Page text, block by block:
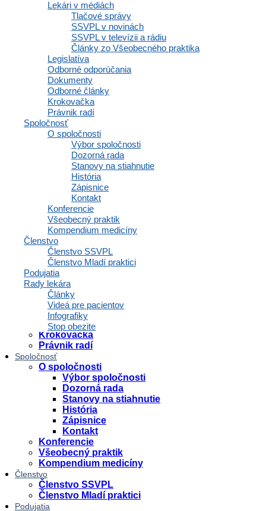
Lekári v médiách
Tlačové správy
SSVPL v novinách
SSVPL v televízii a rádiu
Články zo Všeobecného praktika
Legislatíva
Odborné odporúčania
Dokumenty
Odborné články
Krokovačka
Právnik radí
Spoločnosť
O spoločnosti
Výbor spoločnosti
Dozorná rada
Stanovy na stiahnutie
História
Zápisnice
Kontakt
Konferencie
Všeobecný praktik
Kompendium medicíny
Členstvo
Členstvo SSVPL
Členstvo Mladí praktici
Podujatia
Rady lekára
Články
Videá pre pacientov
Infografiky
Stop obezite
Inzercia abmulancií
Domovská stránka
Osobné informácie a profil
Výhody a zľavy
Vzdelávacie materiály a odborné zdroje
Zápisnice a interné dokumenty spoločnosti
Komunikácia a správy
Inzercia abmulancií
Domovská stránka
Aktuality
Lekári v médiách
Tlačové správy
SSVPL v novinách
SSVPL v televízii a rádiu
Články zo Všeobecného praktika
Legislatíva
Odborné odporúčania
Dokumenty
Odborné články
Krokovačka
Právnik radí
Spoločnosť
O spoločnosti
Výbor spoločnosti
Dozorná rada
Stanovy na stiahnutie
História
Zápisnice
Kontakt
Konferencie
Všeobecný praktik
Kompendium medicíny
Členstvo
Členstvo SSVPL
Členstvo Mladí praktici
Podujatia